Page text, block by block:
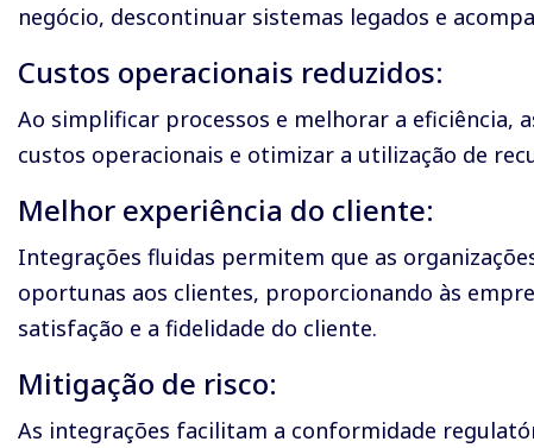
negócio, descontinuar sistemas legados e
Custos operacionais reduzidos:
Ao simplificar processos e melhorar a eficiência,
custos operacionais e otimizar a utilização de
Melhor experiência do cliente:
Integrações fluidas permitem que as
oportunas aos clientes, proporcionando às
satisfação e a fidelidade do cliente.
Mitigação de risco:
As integrações facilitam a conformidade